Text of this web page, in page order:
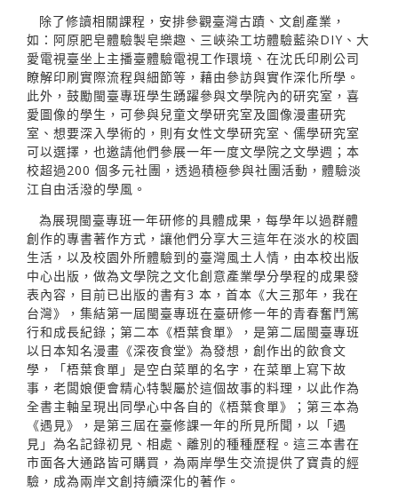
除了修讀相關課程，安排參觀臺灣古蹟、文創產業，
如：阿原肥皂體驗製皂樂趣、三峽染工坊體驗藍染DIY、大
愛電視臺坐上主播臺體驗電視工作環境、在沈氏印刷公司
瞭解印刷實際流程與細節等，藉由參訪與實作深化所學。
此外，鼓勵閩臺專班學生踴躍參與文學院內的研究室，喜
愛圖像的學生，可參與兒童文學研究室及圖像漫畫研究
室、想要深入學術的，則有女性文學研究室、儒學研究室
可以選擇，也邀請他們參展一年一度文學院之文學週；本
校超過200 個多元社團，透過積極參與社團活動，體驗淡
江自由活潑的學風。
為展現閩臺專班一年研修的具體成果，每學年以過群體
創作的專書著作方式，讓他們分享大三這年在淡水的校園
生活，以及校園外所體驗到的臺灣風土人情，由本校出版
中心出版，做為文學院之文化創意產業學分學程的成果發
表內容，目前已出版的書有3 本，首本《大三那年，我在
台灣》，集結第一屆閩臺專班在臺研修一年的青春奮鬥篤
行和成長紀錄；第二本《梧葉食單》，是第二屆閩臺專班
以日本知名漫畫《深夜食堂》為發想，創作出的飲食文
學，「梧葉食單」是空白菜單的名字，在菜單上寫下故
事，老闆娘便會精心特製屬於這個故事的料理，以此作為
全書主軸呈現出同學心中各自的《梧葉食單》；第三本為
《遇見》，是第三屆在臺修課一年的所見所聞，以「遇
見」為名記錄初見、相處、離別的種種歷程。這三本書在
市面各大通路皆可購買，為兩岸學生交流提供了寶貴的經
驗，成為兩岸文創持續深化的著作。